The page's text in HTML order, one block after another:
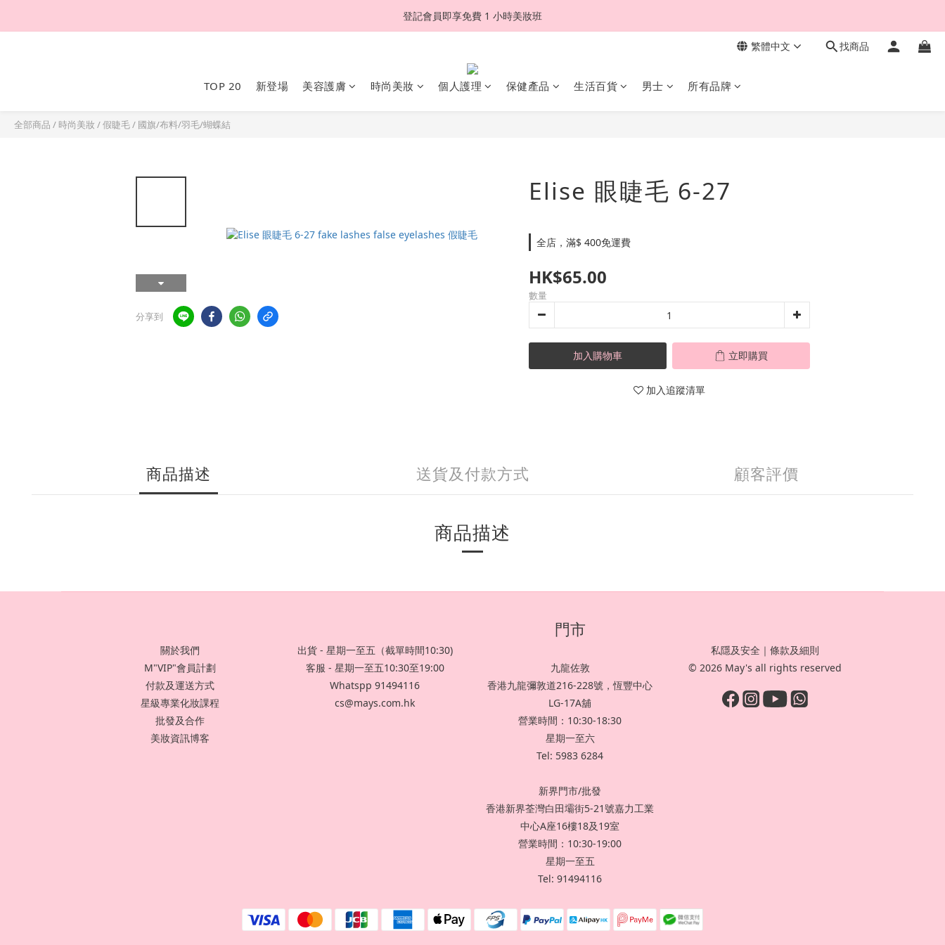
登記會員即享免費 1 小時美妝班
繁體中文 找商品
TOP 20 新登場 美容護膚 時尚美妝 個人護理 保健產品 生活百貨 男士 所有品牌
全部商品 / 時尚美妝/假睫毛/ 國旗/布料/羽毛/蝴蝶結
分享到
Elise 眼睫毛 6-27
全店，滿$ 400免運費
HK$65.00
數量
加入購物車 立即購買
加入追蹤清單
商品描述 送貨及付款方式 顧客評價
商品描述
關於我們
M"VIP"會員計劃
付款及運送方式
星級專業化妝課程
批發及合作
美妝資訊博客
出貨 - 星期一至五（截單時間10:30)
客服 - 星期一至五10:30至19:00
Whatspp 91494116
cs@mays.com.hk
門市
九龍佐敦
香港九龍彌敦道216-228號，恆豐中心
LG-17A舖
營業時間：10:30-18:30
星期一至六
Tel: 5983 6284
新界門市/批發
香港新界荃灣白田壩街5-21號嘉力工業
中心A座16樓18及19室
營業時間：10:30-19:00
星期一至五
Tel: 91494116
私隱及安全 ｜條款及細則
© 2026 May's all rights reserved